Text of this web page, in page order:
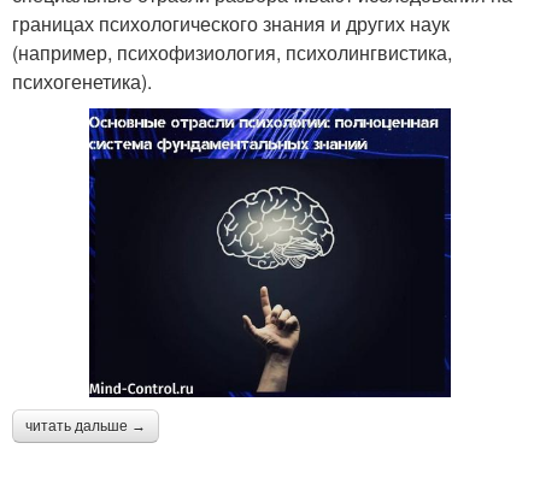
границах психологического знания и других наук
(например, психофизиология, психолингвистика,
психогенетика).
читать дальше →